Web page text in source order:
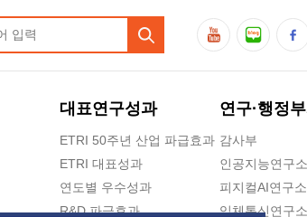
대표연구성과
ETRI 50주년 산업 파급효과
ETRI 대표성과
연도별 우수성과
R&D 파급효과
연구·행정부
감사부
인공지능연구소
피지컬AI연구소
입체통신연구소